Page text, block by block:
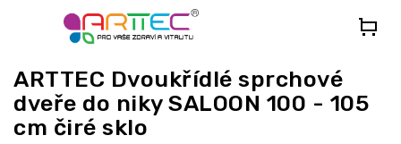
ARTTEC Dvoukřídlé sprchové
dveře do niky SALOON 100 - 105
cm čiré sklo